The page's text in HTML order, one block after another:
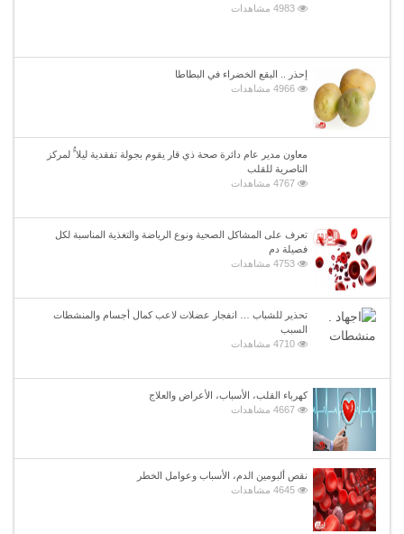
4983 مشاهدات
إحذر .. البقع الخضراء في البطاطا
4966 مشاهدات
معاون مدير عام دائرة صحة ذي قار يقوم بجولة تفقدية ليلا ًُ لمركز
الناصرية للقلب
4767 مشاهدات
تعرف على المشاكل الصحية ونوع الرياضة والتغذية المناسبة لكل
فصيلة دم
4753 مشاهدات
تحذير للشباب … انفجار عضلات لاعب كمال أجسام والمنشطات
السبب
4710 مشاهدات
كهرباء القلب، الأسباب، الأعراض والعلاج
4667 مشاهدات
نقص ألبومين الدم، الأسباب وعوامل الخطر
4645 مشاهدات